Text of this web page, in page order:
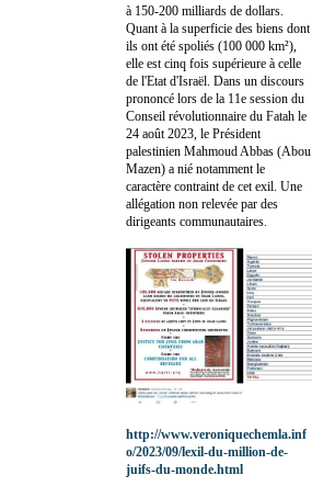
à 150-200 milliards de dollars.
Quant à la superficie des biens dont
ils ont été spoliés (100 000 km²),
elle est cinq fois supérieure à celle
de l'Etat d'Israël. Dans un discours
prononcé lors de la 11e session du
Conseil révolutionnaire du Fatah le
24 août 2023, le Président
palestinien Mahmoud Abbas (Abou
Mazen) a nié notamment le
caractère contraint de cet exil. Une
allégation non relevée par des
dirigeants communautaires.
http://www.veroniquechemla.inf
o/2023/09/lexil-du-million-de-
juifs-du-monde.html